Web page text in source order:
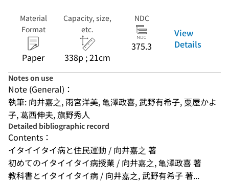
Material
Format
Paper
Capacity, size,
etc.
338p ; 21cm
NDC
375.3
View
Details
Notes on use
Note (General)：
執筆: 向井嘉之, 雨宮洋美, 亀澤政喜, 武野有希子, 粟屋かよ
子, 葛西伸夫, 旗野秀人
Detailed bibliographic record
Contents：
イタイイタイ病と住民運動 / 向井嘉之 著
初めてのイタイイタイ病授業 / 向井嘉之, 亀澤政喜 著
教科書とイタイイタイ病 / 向井嘉之, 武野有希子 著...